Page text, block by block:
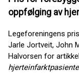
oppfølging av
Legeforeningens
Jarle Jortveit, John
Halvorsen for